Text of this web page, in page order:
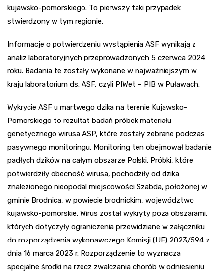
kujawsko-pomorskiego. To pierwszy taki przypadek
stwierdzony w tym regionie.
Informacje o potwierdzeniu wystąpienia ASF wynikają z
analiz laboratoryjnych przeprowadzonych 5 czerwca 2024
roku. Badania te zostały wykonane w najważniejszym w
kraju laboratorium ds. ASF, czyli PIWet – PIB w Puławach.
Wykrycie ASF u martwego dzika na terenie Kujawsko-
Pomorskiego to rezultat badań próbek materiału
genetycznego wirusa ASP, które zostały zebrane podczas
pasywnego monitoringu. Monitoring ten obejmował badanie
padłych dzików na całym obszarze Polski. Próbki, które
potwierdziły obecność wirusa, pochodziły od dzika
znalezionego nieopodal miejscowości Szabda, położonej w
gminie Brodnica, w powiecie brodnickim, województwo
kujawsko-pomorskie. Wirus został wykryty poza obszarami,
których dotyczyły ograniczenia przewidziane w załączniku
do rozporządzenia wykonawczego Komisji (UE) 2023/594 z
dnia 16 marca 2023 r. Rozporządzenie to wyznacza
specjalne środki na rzecz zwalczania chorób w odniesieniu